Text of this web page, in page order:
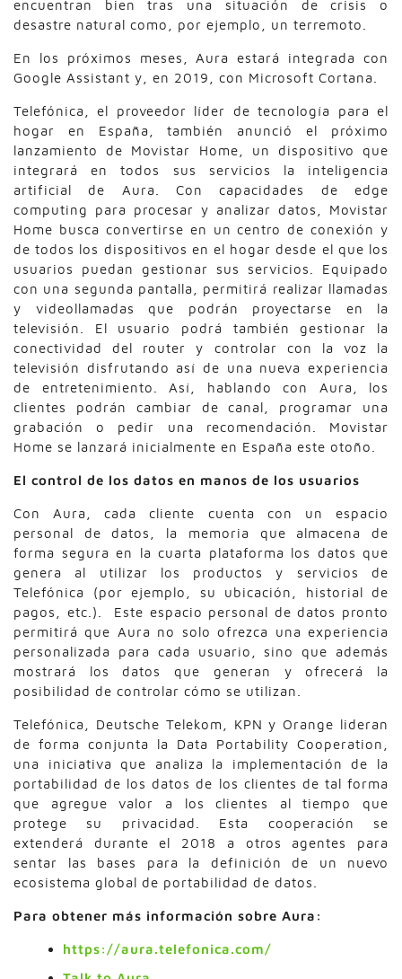
encuentran bien tras una situación de crisis o
desastre natural como, por ejemplo, un terremoto.
En los próximos meses, Aura estará integrada con
Google Assistant y, en 2019, con Microsoft Cortana.
Telefónica, el proveedor líder de tecnología para el
hogar en España, también anunció el próximo
lanzamiento de Movistar Home, un dispositivo que
integrará en todos sus servicios la inteligencia
artificial de Aura. Con capacidades de edge
computing para procesar y analizar datos, Movistar
Home busca convertirse en un centro de conexión y
de todos los dispositivos en el hogar desde el que los
usuarios puedan gestionar sus servicios. Equipado
con una segunda pantalla, permitirá realizar llamadas
y videollamadas que podrán proyectarse en la
televisión. El usuario podrá también gestionar la
conectividad del router y controlar con la voz la
televisión disfrutando así de una nueva experiencia
de entretenimiento. Así, hablando con Aura, los
clientes podrán cambiar de canal, programar una
grabación o pedir una recomendación. Movistar
Home se lanzará inicialmente en España este otoño.
El control de los datos en manos de los usuarios
Con Aura, cada cliente cuenta con un espacio
personal de datos, la memoria que almacena de
forma segura en la cuarta plataforma los datos que
genera al utilizar los productos y servicios de
Telefónica (por ejemplo, su ubicación, historial de
pagos, etc.). Este espacio personal de datos pronto
permitirá que Aura no solo ofrezca una experiencia
personalizada para cada usuario, sino que además
mostrará los datos que generan y ofrecerá la
posibilidad de controlar cómo se utilizan.
Telefónica, Deutsche Telekom, KPN y Orange lideran
de forma conjunta la Data Portability Cooperation,
una iniciativa que analiza la implementación de la
portabilidad de los datos de los clientes de tal forma
que agregue valor a los clientes al tiempo que
protege su privacidad. Esta cooperación se
extenderá durante el 2018 a otros agentes para
sentar las bases para la definición de un nuevo
ecosistema global de portabilidad de datos.
Para obtener más información sobre Aura:
https://aura.telefonica.com/